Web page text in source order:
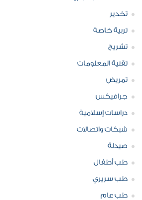
تخدير
تربية خاصة
تشريح
تقنية المعلومات
تمريض
جرافيكس
دراسات إسلامية
شبكات واتصالات
صيدلة
طب أطفال
طب سريري
طب عام